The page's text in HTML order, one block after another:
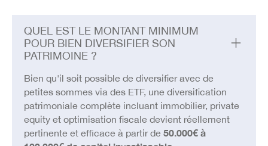
QUEL EST LE MONTANT MINIMUM
POUR BIEN DIVERSIFIER SON
PATRIMOINE ?
Bien qu'il soit possible de diversifier avec de
petites sommes via des ETF, une diversification
patrimoniale complète incluant immobilier, private
equity et optimisation fiscale devient réellement
pertinente et efficace à partir de 50.000€ à